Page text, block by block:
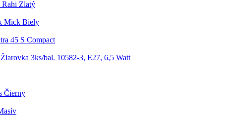
Rahi Zlatý
Mick Biely
45 S Compact
3ks/bal. 10582-3, E27, 6,5 Watt
Čierny